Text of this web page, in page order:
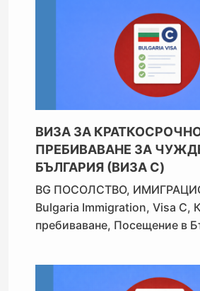
ВИЗА ЗА
ПРЕБИВАВАНЕ ЗА
БЪЛГАРИЯ (ВИЗА C)
BG ПОСОЛСТВО,
Bulgaria Immigration,Visa C,
пребиваване, Посещение в